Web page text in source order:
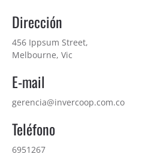
Dirección
456 Ippsum Street,
Melbourne, Vic
E-mail
gerencia@invercoop.com.co
Teléfono
6951267